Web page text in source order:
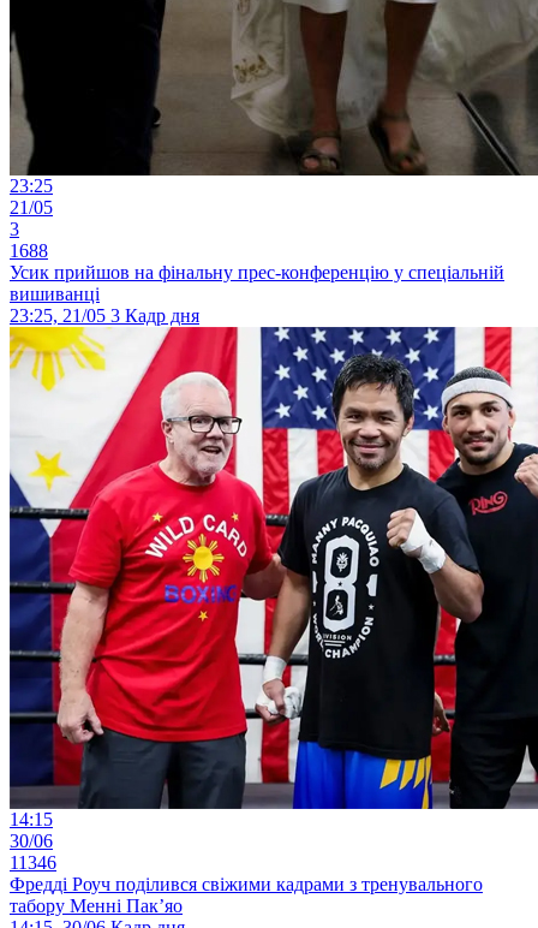
23:25
21/05
3
1688
Усик прийшов на фінальну прес-конференцію у спеціальній
вишиванці
23:25, 21/05 3 Кадр дня
14:15
30/06
11346
Фредді Роуч поділився свіжими кадрами з тренувального
табору Менні Пак’яо